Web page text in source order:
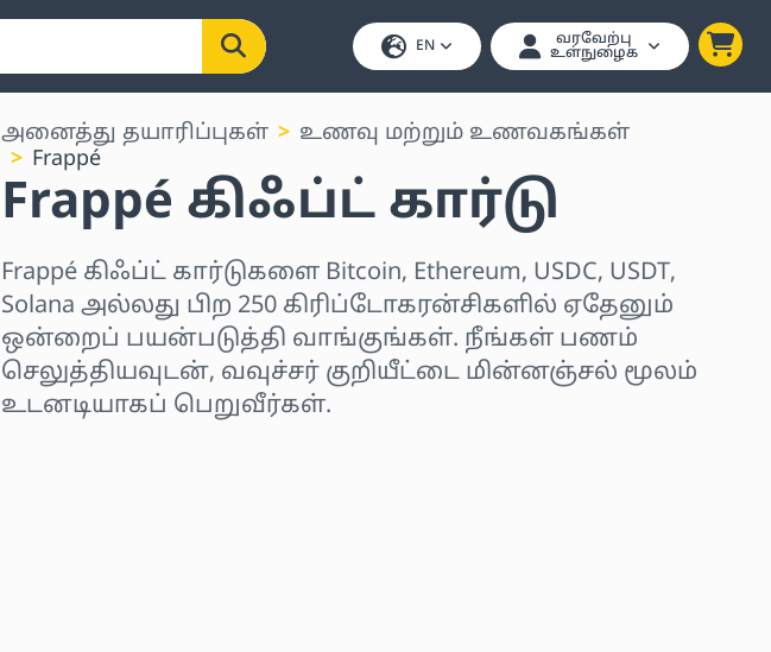
EN
வரவேற்பு
உள்நுழைக
அனைத்து தயாரிப்புகள்
உணவு மற்றும் உணவகங்கள்
Frappé
Frappé கிஃப்ட் கார்டு
Frappé கிஃப்ட் கார்டுகளை Bitcoin, Ethereum, USDC, USDT,
Solana அல்லது பிற 250 கிரிப்டோகரன்சிகளில் ஏதேனும்
ஒன்றைப் பயன்படுத்தி வாங்குங்கள். நீங்கள் பணம்
செலுத்தியவுடன், வவுச்சர் குறியீட்டை மின்னஞ்சல் மூலம்
உடனடியாகப் பெறுவீர்கள்.